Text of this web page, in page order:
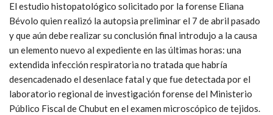
El estudio histopatológico solicitado por la forense Eliana
Bévolo quien realizó la autopsia preliminar el 7 de abril pasado
y que aún debe realizar su conclusión final introdujo a la causa
un elemento nuevo al expediente en las últimas horas: una
extendida infección respiratoria no tratada que habría
desencadenado el desenlace fatal y que fue detectada por el
laboratorio regional de investigación forense del Ministerio
Público Fiscal de Chubut en el examen microscópico de tejidos.